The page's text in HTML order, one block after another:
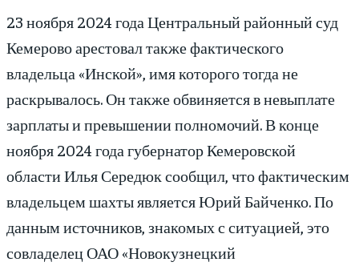
23 ноября 2024 года Центральный районный суд
Кемерово арестовал также фактического
владельца «Инской», имя которого тогда не
раскрывалось. Он также обвиняется в невыплате
зарплаты и превышении полномочий. В конце
ноября 2024 года губернатор Кемеровской
области Илья Середюк сообщил, что фактическим
владельцем шахты является Юрий Байченко. По
данным источников, знакомых с ситуацией, это
совладелец ОАО «Новокузнецкий